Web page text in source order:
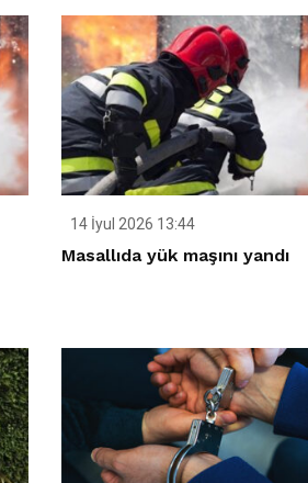
14 İyul 2026 13:44
Masallıda yük maşını yandı